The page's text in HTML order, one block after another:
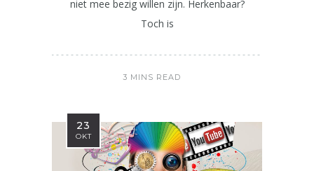
niet mee bezig willen zijn. Herkenbaar?
Toch is
3 MINS READ
23
OKT